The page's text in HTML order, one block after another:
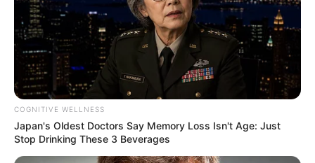
COGNITIVE WELLNESS
Japan's Oldest Doctors Say Memory Loss Isn't Age: Just
Stop Drinking These 3 Beverages